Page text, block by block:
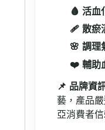
🩸 活血
🩹 散瘀
🌸 調理
❤️ 輔助
📌 品牌資
藝，產品
亞消費者